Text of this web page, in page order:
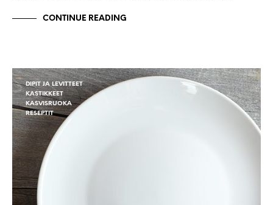
CONTINUE READING
DIPIT JA LEVITTEET
KASTIKKEET
KASVISRUOKA
RESEPTIT